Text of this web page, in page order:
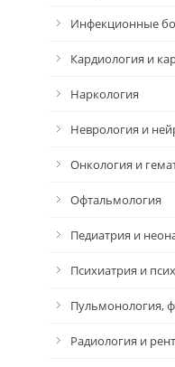
Инфекционные
Кардиология и
Наркология
Неврология и
Онкология и
Офтальмология
Педиатрия и
Психиатрия и
Пульмонология,
Радиология и